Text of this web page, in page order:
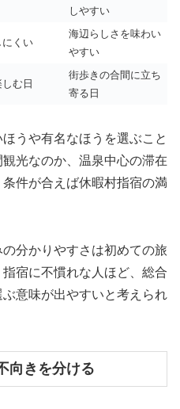
しやすい
にくい
海辺らしさを味わい
やすい
む日
街歩きの合間に立ち
寄る日
うや有名なほうを選ぶこと
光なのか、温泉中心の滞在
件が合えば休暇村指宿の満
分かりやすさは初めての旅
宿に不慣れな人ほど、総合
意味が出やすいと考えられ
向きを分ける